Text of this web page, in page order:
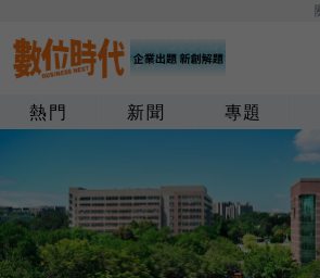
熱門 新聞 專題